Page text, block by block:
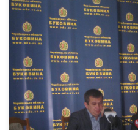
Сьогодні про відновлення
начальник Служби
Ігор Гах та начальник
Чернівецької ОДА Олександр
загалом на даний час з різних
передбачено 163, 5 млн. грн., з
капітальний ремонт […]